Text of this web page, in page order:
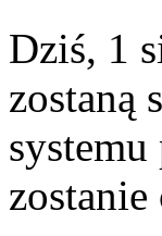
Dziś, 1
zostaną
zostanie